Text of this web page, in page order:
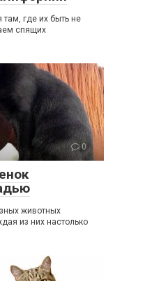
где их быть не
спящих
0
животных
из них настолько